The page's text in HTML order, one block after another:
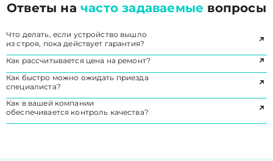
Ответы начасто задаваемые вопросы
Что делать, если устройство вышло
из строя, пока действует гарантия?
Как рассчитывается цена на ремонт?
Как быстро можно ожидать приезда
специалиста?
Как в вашей компании
обеспечивается контроль качества?